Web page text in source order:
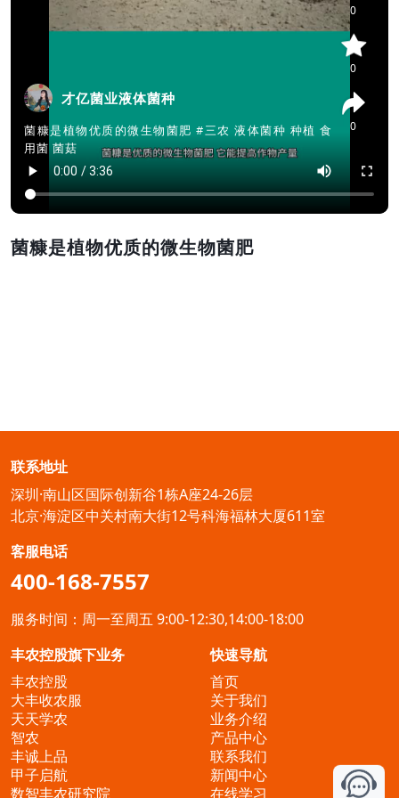
才亿菌业液体菌种
菌糠是植物优质的微生物菌肥 #三农 液体菌种 种植 食
用菌 菌菇
0
0
0
菌糠是植物优质的微生物菌肥
联系地址
深圳·南山区国际创新谷1栋A座24-26层
北京·海淀区中关村南大街12号科海福林大厦611室
客服电话
400-168-7557
服务时间：周一至周五 9:00-12:30,14:00-18:00
丰农控股旗下业务
丰农控股
大丰收农服
天天学农
智农
丰诚上品
甲子启航
数智丰农研究院
快速导航
首页
关于我们
业务介绍
产品中心
联系我们
新闻中心
在线学习